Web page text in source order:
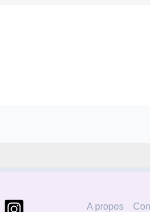
A propos